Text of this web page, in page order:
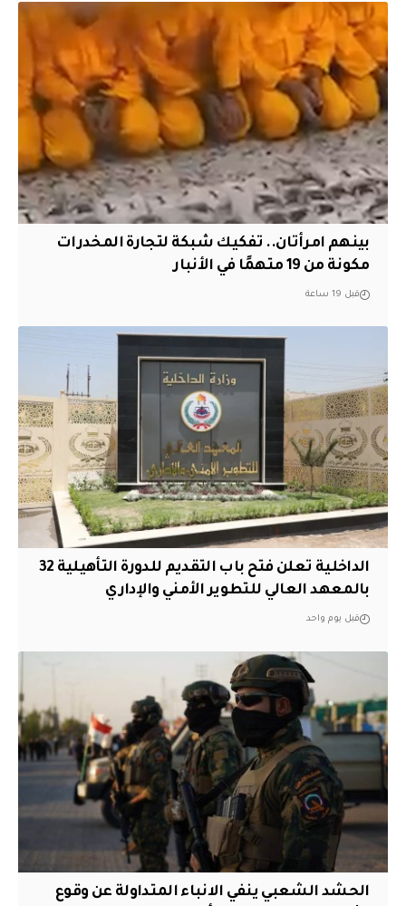
بينهم امرأتان.. تفكيك شبكة لتجارة المخدرات
مكونة من 19 متهمًا في الأنبار
قبل 19 ساعة
الداخلية تعلن فتح باب التقديم للدورة التأهيلية 32
بالمعهد العالي للتطوير الأمني والإداري
قبل يوم واحد
الحشد الشعبي ينفي الانباء المتداولة عن وقوع